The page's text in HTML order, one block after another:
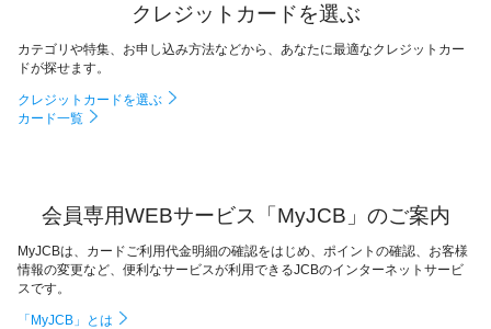
クレジットカードを選ぶ
カテゴリや特集、お申し込み方法などから、あなたに最適なクレジットカー
ドが探せます。
クレジットカードを選ぶ
カード一覧
会員専用WEBサービス「MyJCB」のご案内
MyJCBは、カードご利用代金明細の確認をはじめ、ポイントの確認、お客様
情報の変更など、便利なサービスが利用できるJCBのインターネットサービ
スです。
「MyJCB」とは